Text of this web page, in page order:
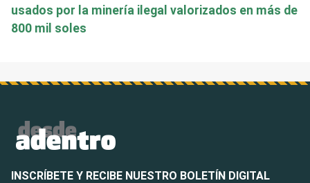
usados por la minería ilegal valorizados en más de
800 mil soles
INSCRÍBETE Y RECIBE NUESTRO BOLETÍN DIGITAL